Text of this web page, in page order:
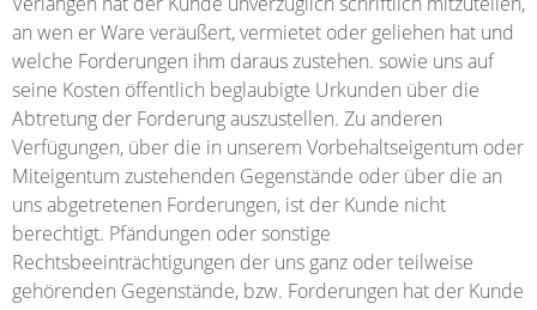
an wen er Ware veräußert, vermietet oder geliehen hat und
welche Forderungen ihm daraus zustehen. sowie uns auf
seine Kosten öffentlich beglaubigte Urkunden über die
Abtretung der Forderung auszustellen. Zu anderen
Verfügungen, über die in unserem Vorbehaltseigentum oder
Miteigentum zustehenden Gegenstände oder über die an
uns abgetretenen Forderungen, ist der Kunde nicht
berechtigt. Pfändungen oder sonstige
Rechtsbeeinträchtigungen der uns ganz oder teilweise
gehörenden Gegenstände, bzw. Forderungen hat der Kunde